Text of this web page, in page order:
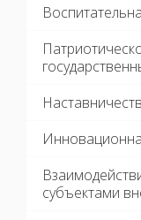
субъектами